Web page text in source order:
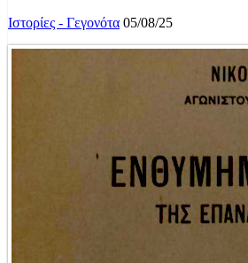
Ιστορίες - Γεγονότα 05/08/25